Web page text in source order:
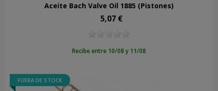
Aceite Bach Valve Oil 1885 (Pistones)
Precio
5,07 €
Recibe entre 10/08 y 11/08
FUERA DE STOCK